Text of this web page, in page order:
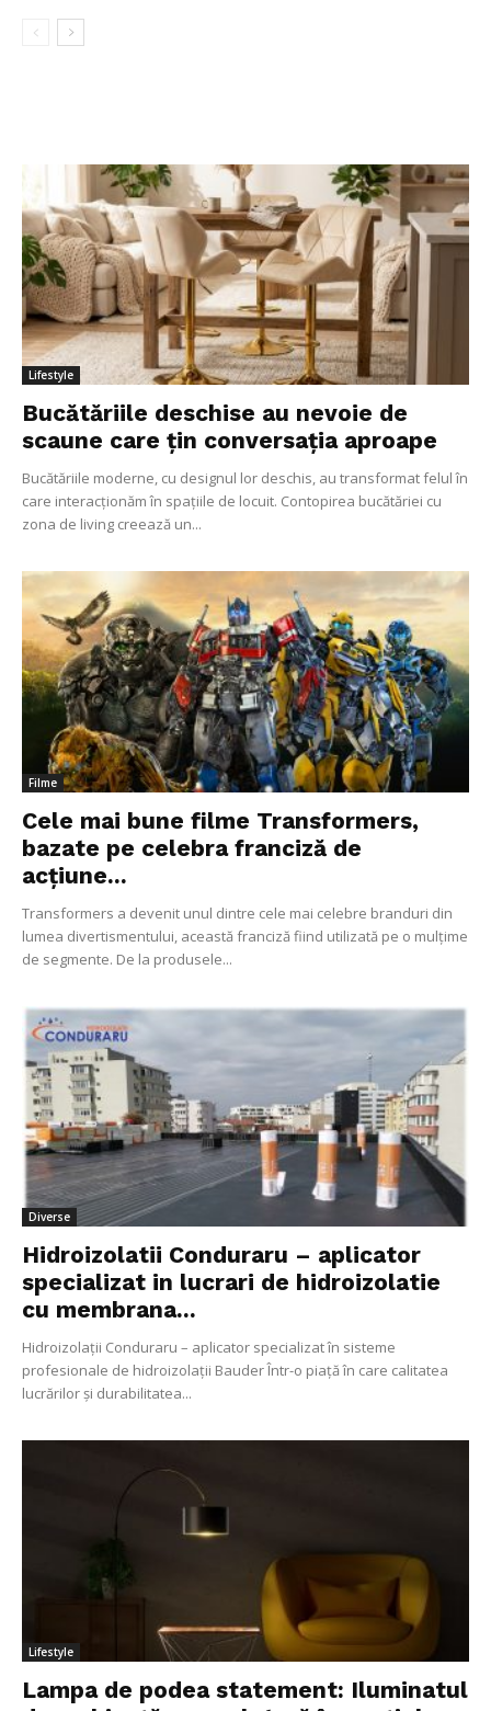
Lifestyle
Bucătăriile deschise au nevoie de
scaune care țin conversația aproape
Bucătăriile moderne, cu designul lor deschis, au transformat felul în
care interacționăm în spațiile de locuit. Contopirea bucătăriei cu
zona de living creează un...
Filme
Cele mai bune filme Transformers,
bazate pe celebra franciză de
acțiune...
Transformers a devenit unul dintre cele mai celebre branduri din
lumea divertismentului, această franciză fiind utilizată pe o mulțime
de segmente. De la produsele...
Diverse
Hidroizolatii Conduraru – aplicator
specializat in lucrari de hidroizolatie
cu membrana...
Hidroizolații Conduraru – aplicator specializat în sisteme
profesionale de hidroizolații Bauder Într-o piață în care calitatea
lucrărilor și durabilitatea...
Lifestyle
Lampa de podea statement: Iluminatul